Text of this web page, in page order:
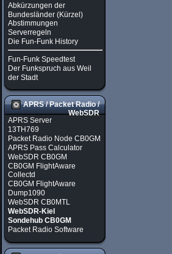
Abkürzungen der
Bundesländer (Kürzel)
Abstimmungen
Serverregeln
Die Fun-Funk History
Fun-Funk Speedtest
Der Funkspruch aus Weil
der Stadt
APRS / Packet Radio /
WebSDR
APRS Server
13TH769
Packet Radio Node CB0GM
APRS Pass Calculator
WebSDR CB0GM
CB0GM FlightAware
Collectd
CB0GM FlightAware
Dump1090
WebSDR CB0MTL
WebSDR-Kiel
Sondehub CB0GM
Packet Radio Software